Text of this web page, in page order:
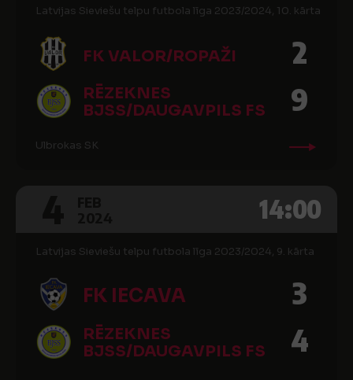
Latvijas Sieviešu telpu futbola līga 2023/2024, 10. kārta
FK VALOR/ROPAŽI 2
RĒZEKNES
BJSS/DAUGAVPILS FS
9
Ulbrokas SK
14:00
Latvijas Sieviešu telpu futbola līga 2023/2024, 9. kārta
FK IECAVA 3
RĒZEKNES
BJSS/DAUGAVPILS FS
4